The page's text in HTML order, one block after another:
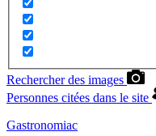
Rechercher des images
Personnes citées dans le site
Gastronomiac